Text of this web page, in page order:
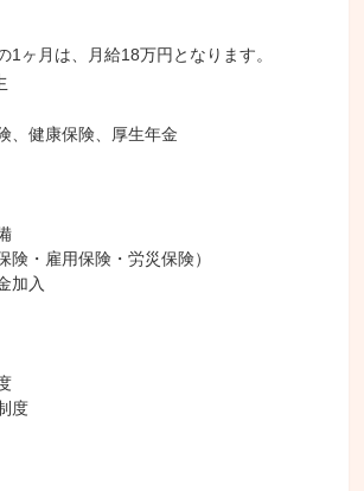
ヶ月は、月給18万円となります。
、健康保険、厚生年金
険・雇用保険・労災保険）
加入
度